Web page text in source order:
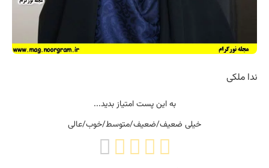
ندا ملکی
به این پست امتیاز بدید...
خیلی ضعیف/ضعیف/متوسط/خوب/عالی